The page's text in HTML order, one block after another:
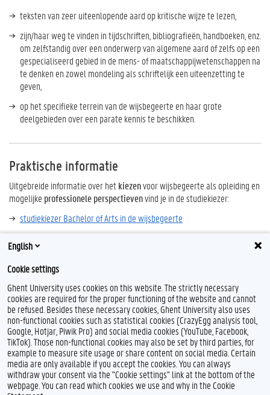
teksten van zeer uiteenlopende aard op kritische wijze te lezen,
zijn/haar weg te vinden in tijdschriften, bibliografieën, handboeken, enz.
om zelfstandig over een onderwerp van algemene aard of zelfs op een
gespecialiseerd gebied in de mens- of maatschappijwetenschappen na
te denken en zowel mondeling als schriftelijk een uiteenzetting te
geven,
op het specifieke terrein van de wijsbegeerte en haar grote
deelgebieden over een parate kennis te beschikken.
Praktische informatie
Uitgebreide informatie over hetkiezenvoor wijsbegeerte als opleiding en
mogelijke professionele perspectievenvind je in de studiekiezer:
studiekiezer Bachelor of Arts in de wijsbegeerte
Feedback
Privacy
Disclaimer
English
Cookie settings
Ghent University uses cookies on this website. The strictly necessary
cookies are required for the proper functioning of the website and cannot
be refused. Besides these necessary cookies, Ghent University also uses
non-functional cookies such as statistical cookies (CrazyEgg analysis tool,
Google, Hotjar, Piwik Pro) and social media cookies (YouTube, Facebook,
TikTok). Those non-functional cookies may also be set by third parties, for
example to measure site usage or share content on social media. Certain
media are only available if you accept the cookies. You can always
withdraw your consent via the "Cookie settings" link at the bottom of the
webpage. You can read which cookies we use and why in the Cookie